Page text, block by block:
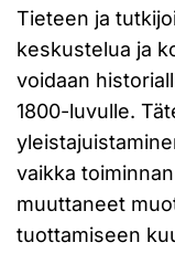
Tieteen ja
keskustelua ja
voidaan
1800-luvulle.
vaikka
muuttaneet
tuottamiseen